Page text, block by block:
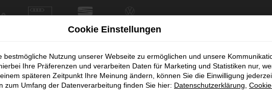
mit Steffen Holzbau S.A.
fünf neuen Škoda Elroq an Steffen Holzbau
Cookie Einstellungen
bestmögliche Nutzung unserer Webseite zu ermöglichen und unsere
Ihre Präferenzen und verarbeiten Daten für Marketing und Statistiken nur,
späteren Zeitpunkt Ihre Meinung ändern, können Sie die Einwilligung
zum Umfang der Datenverarbeitung finden Sie hier: Datenschutzerklärung